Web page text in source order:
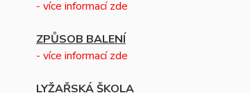
- více informací zde
ZPŮSOB BALENÍ
- více informací zde
LYŽAŘSKÁ ŠKOLA